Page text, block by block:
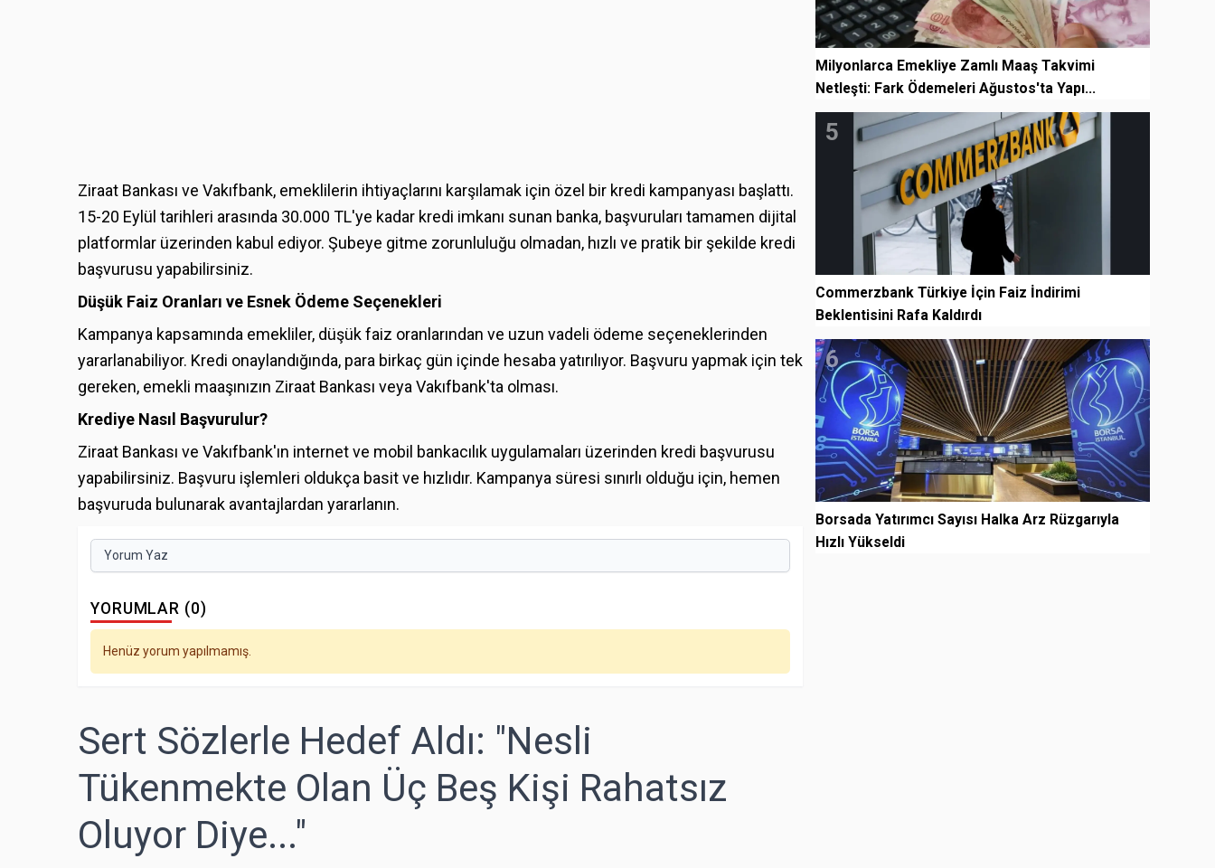
Ziraat Bankası ve Vakıfbank, emeklilerin ihtiyaçlarını karşılamak için özel bir kredi kampanyası başlattı.
15-20 Eylül tarihleri arasında 30.000 TL'ye kadar kredi imkanı sunan banka, başvuruları tamamen dijital
platformlar üzerinden kabul ediyor. Şubeye gitme zorunluluğu olmadan, hızlı ve pratik bir şekilde kredi
başvurusu yapabilirsiniz.
Düşük Faiz Oranları ve Esnek Ödeme Seçenekleri
Kampanya kapsamında emekliler, düşük faiz oranlarından ve uzun vadeli ödeme seçeneklerinden
yararlanabiliyor. Kredi onaylandığında, para birkaç gün içinde hesaba yatırılıyor. Başvuru yapmak için tek
gereken, emekli maaşınızın Ziraat Bankası veya Vakıfbank'ta olması.
Krediye Nasıl Başvurulur?
Ziraat Bankası ve Vakıfbank'ın internet ve mobil bankacılık uygulamaları üzerinden kredi başvurusu
yapabilirsiniz. Başvuru işlemleri oldukça basit ve hızlıdır. Kampanya süresi sınırlı olduğu için, hemen
başvuruda bulunarak avantajlardan yararlanın.
Yorum Yaz
YORUMLAR (0)
Henüz yorum yapılmamış.
Sert Sözlerle Hedef Aldı: "Nesli
Tükenmekte Olan Üç Beş Kişi Rahatsız
Oluyor Diye..."
Milyonlarca Emekliye Zamlı Maaş Takvimi
Netleşti: Fark Ödemeleri Ağustos'ta Yapı...
5
Commerzbank Türkiye İçin Faiz İndirimi
Beklentisini Rafa Kaldırdı
6
Borsada Yatırımcı Sayısı Halka Arz Rüzgarıyla
Hızlı Yükseldi